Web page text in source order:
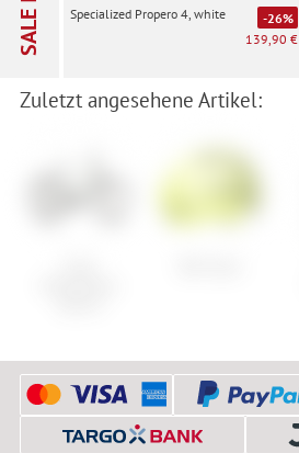
SALE Specialized Propero 4, white
-26%
139,90 €
Zuletzt angesehene Artikel: